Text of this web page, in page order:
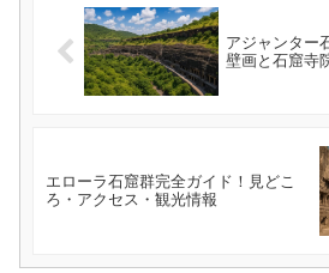
アジャンター
壁画と石窟寺
エローラ石窟群完全ガイド！見どこ
ろ・アクセス・観光情報